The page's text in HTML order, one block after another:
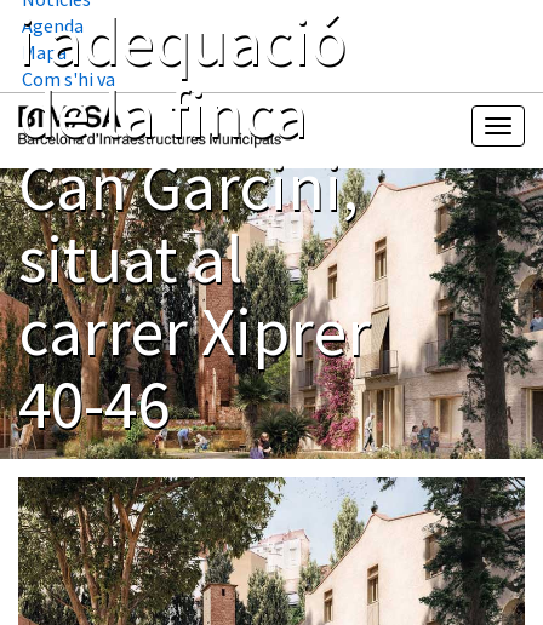
Agenda
Mapa
Com s'hi va
i adequació
de la finca
Can Garcini,
situat al
carrer Xiprer
40-46